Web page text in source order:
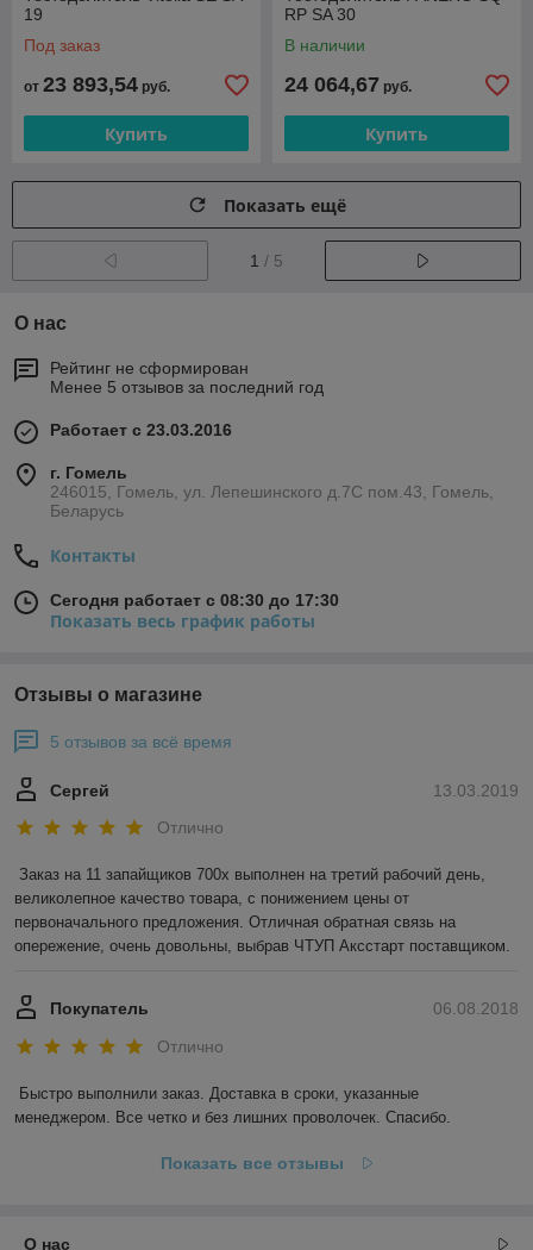
19
Под заказ
от 23 893,54 руб.
Купить
RP SA 30
В наличии
24 064,67 руб.
Купить
Показать ещё
1 / 5
О нас
Рейтинг не сформирован
Менее 5 отзывов за последний год
Работает с 23.03.2016
г. Гомель
246015, Гомель, ул. Лепешинского д.7С пом.43, Гомель,
Беларусь
Контакты
Сегодня работает с 08:30 до 17:30
Показать весь график работы
Отзывы о магазине
5 отзывов за всё время
13.03.2019
Сергей
Отлично
Заказ на 11 запайщиков 700х выполнен на третий рабочий день,
великолепное качество товара, с понижением цены от
первоначального предложения. Отличная обратная связь на
опережение, очень довольны, выбрав ЧТУП Аксстарт поставщиком.
06.08.2018
Покупатель
Отлично
Быстро выполнили заказ. Доставка в сроки, указанные
менеджером. Все четко и без лишних проволочек. Спасибо.
Показать все отзывы
О нас